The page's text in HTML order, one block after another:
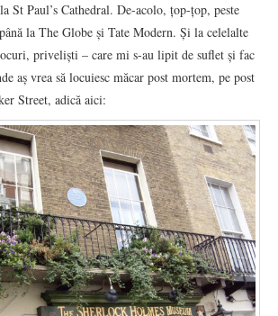
St Paul’s Cathedral. De-acolo, ţop-ţop, peste
la The Globe şi Tate Modern. Şi la celelalte
privelişti – care mi s-au lipit de suflet şi fac
aş vrea să locuiesc măcar post mortem, pe post
Street, adică aici: